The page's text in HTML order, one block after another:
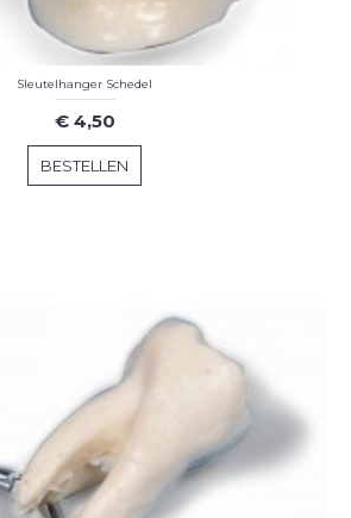
Sleutelhanger Schedel
€ 4,50
BESTELLEN